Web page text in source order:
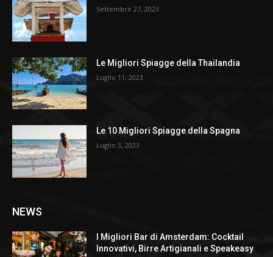
Settembre 27, 2023
Le Migliori Spiagge della Thailandia
Luglio 11, 2023
Le 10 Migliori Spiagge della Spagna
Luglio 3, 2023
NEWS
I Migliori Bar di Amsterdam: Cocktail
Innovativi, Birre Artigianali e Speakeasy